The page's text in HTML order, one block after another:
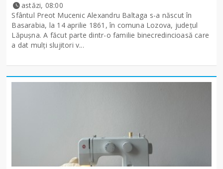
astăzi, 08:00
Sfântul Preot Mucenic Alexandru Baltaga s-a născut în
Basarabia, la 14 aprilie 1861, în comuna Lozova, județul
Lăpușna. A făcut parte dintr-o familie binecredincioasă care
a dat mulți slujitori v...